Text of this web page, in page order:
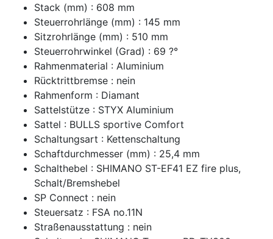
Stack (mm) : 608 mm
Steuerrohrlänge (mm) : 145 mm
Sitzrohrlänge (mm) : 510 mm
Steuerrohrwinkel (Grad) : 69 ?°
Rahmenmaterial : Aluminium
Rücktrittbremse : nein
Rahmenform : Diamant
Sattelstütze : STYX Aluminium
Sattel : BULLS sportive Comfort
Schaltungsart : Kettenschaltung
Schaftdurchmesser (mm) : 25,4 mm
Schalthebel : SHIMANO ST-EF41 EZ fire plus,
Schalt/Bremshebel
SP Connect : nein
Steuersatz : FSA no.11N
Straßenausstattung : nein